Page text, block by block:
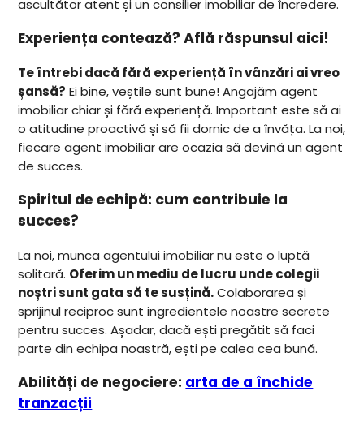
ascultător atent și un consilier imobiliar de încredere.
Experiența contează? Află răspunsul aici!
Te întrebi dacă fără experiență în vânzări ai vreo
șansă? Ei bine, veștile sunt bune! Angajăm agent
imobiliar chiar și fără experiență. Important este să ai
o atitudine proactivă și să fii dornic de a învăța. La noi,
fiecare agent imobiliar are ocazia să devină un agent
de succes.
Spiritul de echipă: cum contribuie la
succes?
La noi, munca agentului imobiliar nu este o luptă
solitară. Oferim un mediu de lucru unde colegii
noștri sunt gata să te susțină.Colaborarea și
sprijinul reciproc sunt ingredientele noastre secrete
pentru succes. Așadar, dacă ești pregătit să faci
parte din echipa noastră, ești pe calea cea bună.
Abilități de negociere: arta de a închide
tranzacții